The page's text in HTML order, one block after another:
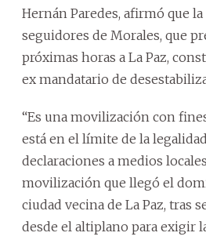
Hernán Paredes, afirmó que
seguidores de Morales, que
próximas horas a La Paz,
ex mandatario de
“Es una movilización con
está en el límite de la
declaraciones a medios
movilización que llegó el
ciudad vecina de La Paz, tras
desde el altiplano para exigir